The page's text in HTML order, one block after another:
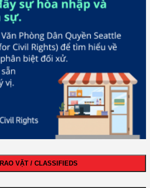
RAO VẶT / CLASSIFIEDS